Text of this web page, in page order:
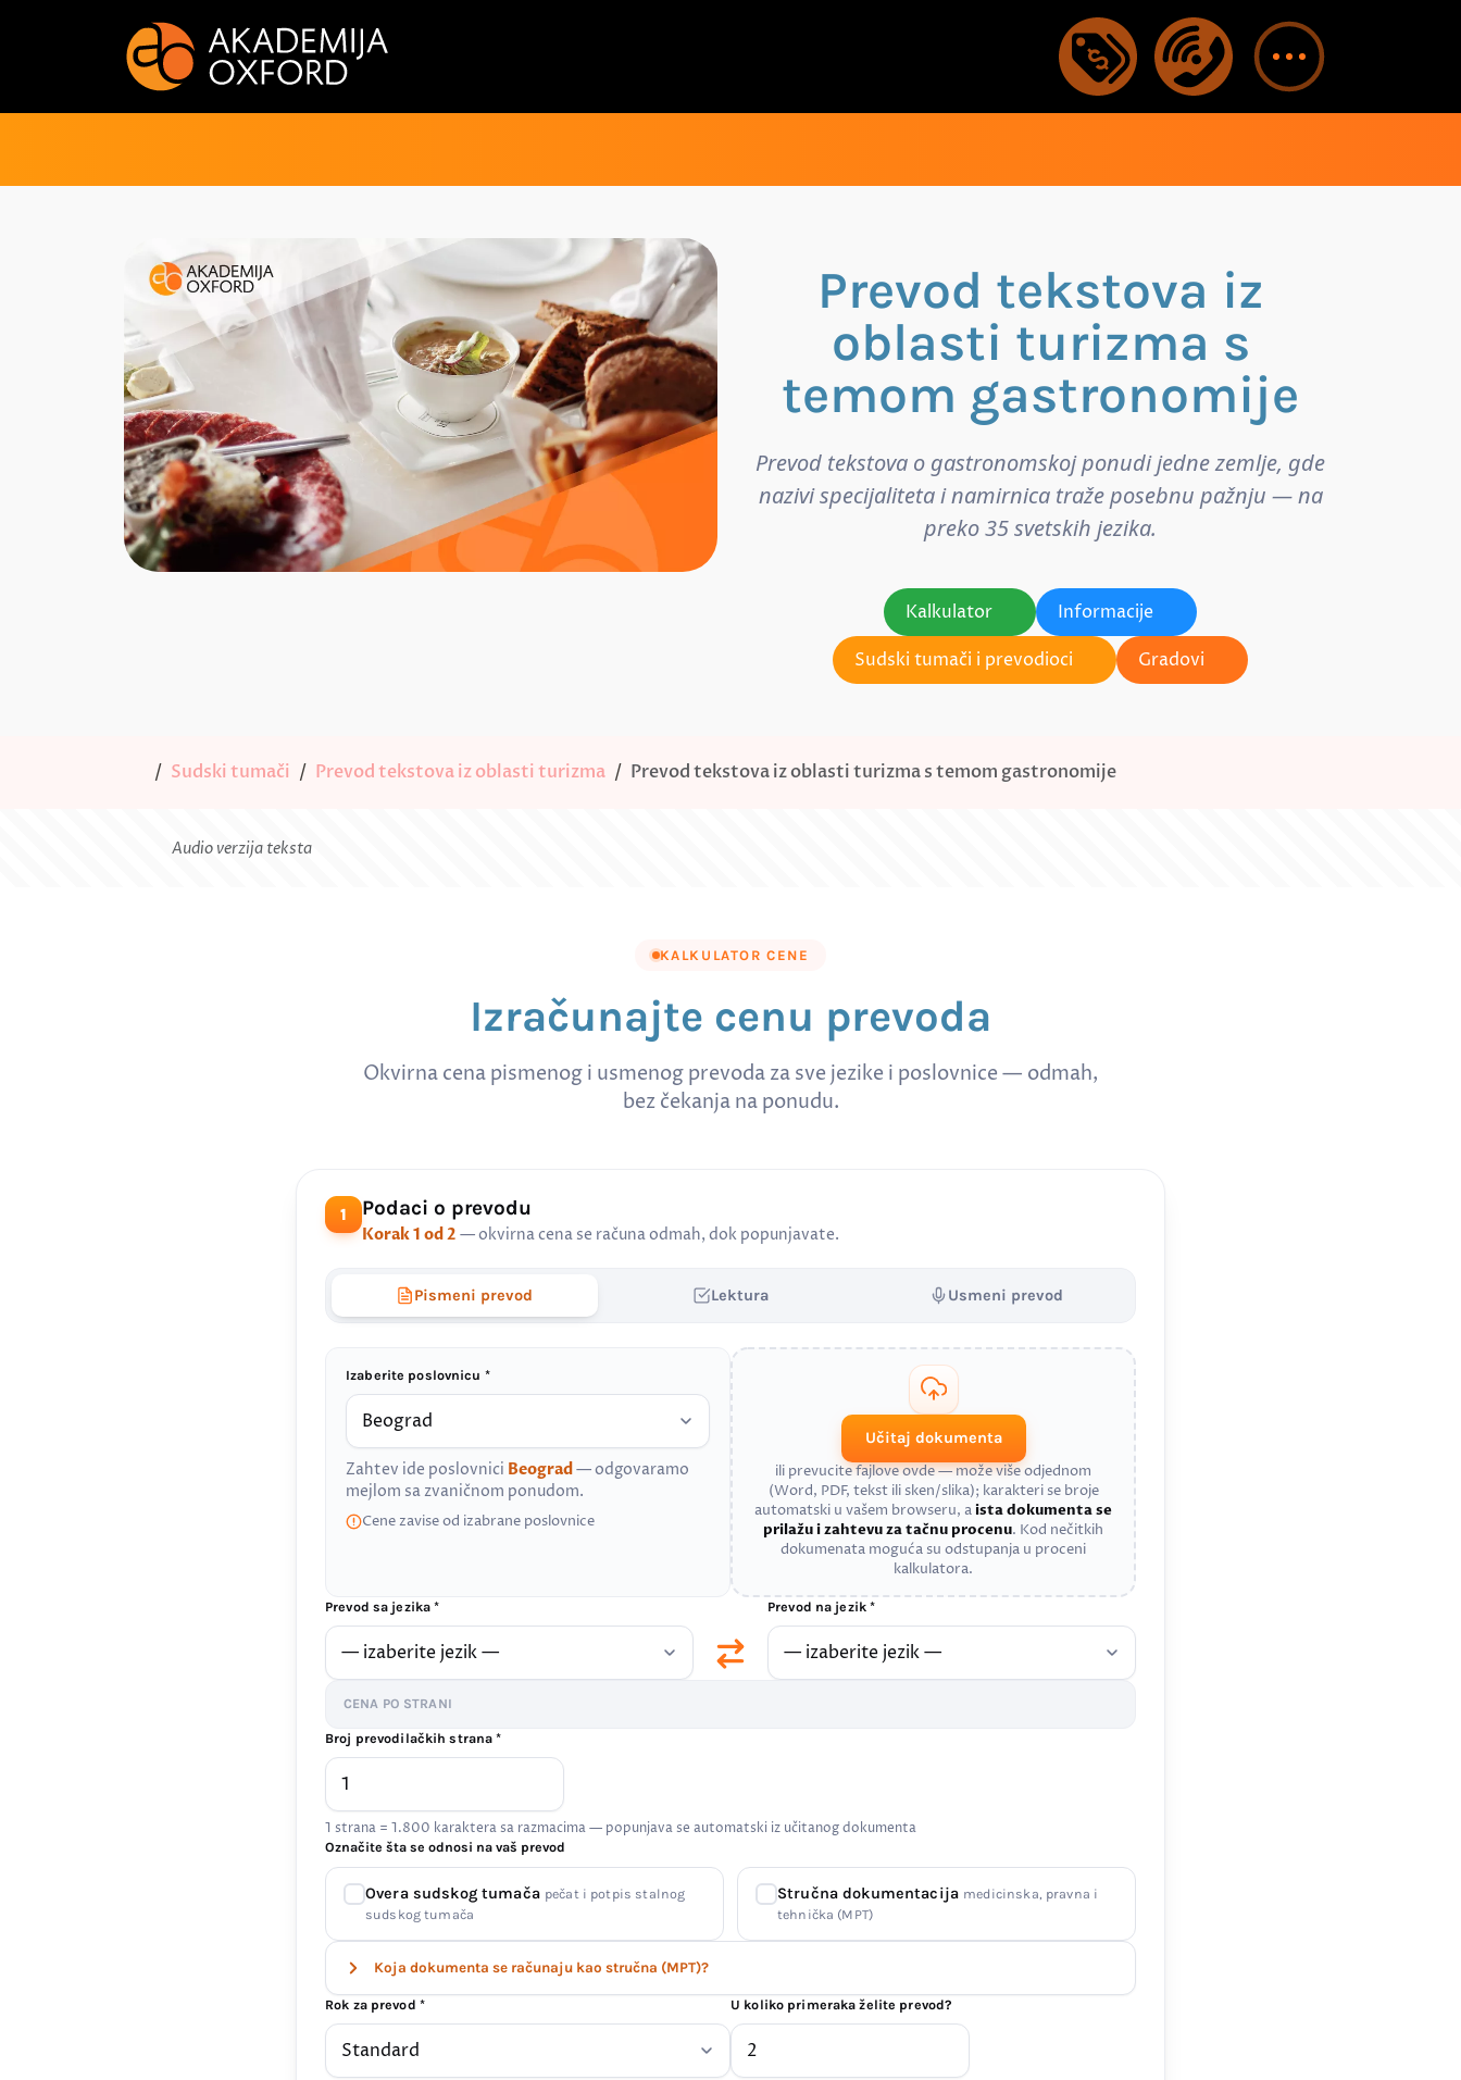
Prevod tekstova iz
oblasti turizma s
temom gastronomije
Prevod tekstova o gastronomskoj ponudi jedne zemlje, gde
nazivi specijaliteta i namirnica traže posebnu pažnju — na
preko 35 svetskih jezika.
Kalkulator
Informacije
Sudski tumači i prevodioci
Gradovi
Sudski tumači Prevod tekstova iz oblasti turizma Prevod tekstova iz oblasti turizma s temom gastronomije
Audio verzija teksta
KALKULATOR CENE
Izračunajte cenu prevoda
Okvirna cena pismenog i usmenog prevoda za sve jezike i poslovnice — odmah,
bez čekanja na ponudu.
1 Podaci o prevodu
Korak 1 od 2 — okvirna cena se računa odmah, dok popunjavate.
Pismeni prevod Lektura Usmeni prevod
Izaberite poslovnicu *
Zahtev ide poslovnici Beograd— odgovaramo
mejlom sa zvaničnom ponudom.
Cene zavise od izabrane poslovnice
Učitaj dokumenta
ili prevucite fajlove ovde — može više odjednom
(Word, PDF, tekst ili sken/slika); karakteri se broje
automatski u vašem browseru, aista dokumenta se
prilažu i zahtevu za tačnu procenu. Kod nečitkih
dokumenata moguća su odstupanja u proceni
kalkulatora.
Prevod sa jezika * Prevod na jezik *
CENA PO STRANI
Broj prevodilačkih strana *
1 strana = 1.800 karaktera sa razmacima — popunjava se automatski iz učitanog dokumenta
Označite šta se odnosi na vaš prevod
Overa sudskog tumača pečat i potpis stalnog
sudskog tumača
Stručna dokumentacija medicinska, pravna i
tehnička (MPT)
Koja dokumenta se računaju kao stručna (MPT)?
Rok za prevod * U koliko primeraka želite prevod?